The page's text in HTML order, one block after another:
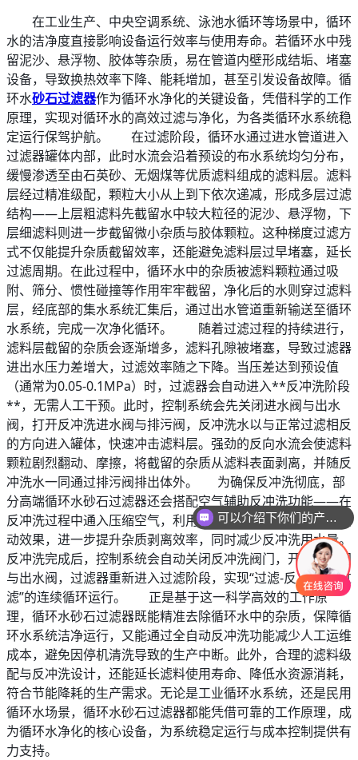
在工业生产、中央空调系统、泳池水循环等场景中，循环
水的洁净度直接影响设备运行效率与使用寿命。若循环水中残
留泥沙、悬浮物、胶体等杂质，易在管道内壁形成结垢、堵塞
设备，导致换热效率下降、能耗增加，甚至引发设备故障。循
环水砂石过滤器作为循环水净化的关键设备，凭借科学的工作
原理，实现对循环水的高效过滤与净化，为各类循环水系统稳
定运行保驾护航。 在过滤阶段，循环水通过进水管道进入
过滤器罐体内部，此时水流会沿着预设的布水系统均匀分布，
缓慢渗透至由石英砂、无烟煤等优质滤料组成的滤料层。滤料
层经过精准级配，颗粒大小从上到下依次递减，形成多层过滤
结构——上层粗滤料先截留水中较大粒径的泥沙、悬浮物，下
层细滤料则进一步截留微小杂质与胶体颗粒。这种梯度过滤方
式不仅能提升杂质截留效率，还能避免滤料层过早堵塞，延长
过滤周期。在此过程中，循环水中的杂质被滤料颗粒通过吸
附、筛分、惯性碰撞等作用牢牢截留，净化后的水则穿过滤料
层，经底部的集水系统汇集后，通过出水管道重新输送至循环
水系统，完成一次净化循环。 随着过滤过程的持续进行，
滤料层截留的杂质会逐渐增多，滤料孔隙被堵塞，导致过滤器
进出水压力差增大，过滤效率随之下降。当压差达到预设值
（通常为0.05-0.1MPa）时，过滤器会自动进入**反冲洗阶段
**，无需人工干预。此时，控制系统会先关闭进水阀与出水
阀，打开反冲洗进水阀与排污阀，反冲洗水以与正常过滤相反
的方向进入罐体，快速冲击滤料层。强劲的反向水流会使滤料
颗粒剧烈翻动、摩擦，将截留的杂质从滤料表面剥离，并随反
冲洗水一同通过排污阀排出体外。 为确保反冲洗彻底，部
分高端循环水砂石过滤器还会搭配空气辅助反冲洗功能——在
反冲洗过程中通入压缩空气，利用气泡的扰动作用增强滤料翻
动效果，进一步提升杂质剥离效率，同时减少反冲洗用水量。
反冲洗完成后，控制系统会自动关闭反冲洗阀门，开启进水阀
与出水阀，过滤器重新进入过滤阶段，实现“过滤-反冲洗-再过
滤”的连续循环运行。 正是基于这一科学高效的工作原
理，循环水砂石过滤器既能精准去除循环水中的杂质，保障循
环水系统洁净运行，又能通过全自动反冲洗功能减少人工运维
成本，避免因停机清洗导致的生产中断。此外，合理的滤料级
配与反冲洗设计，还能延长滤料使用寿命、降低水资源消耗，
符合节能降耗的生产需求。无论是工业循环水系统，还是民用
循环水场景，循环水砂石过滤器都能凭借可靠的工作原理，成
为循环水净化的核心设备，为系统稳定运行与成本控制提供有
力支持。
可以介绍下你们的产品么